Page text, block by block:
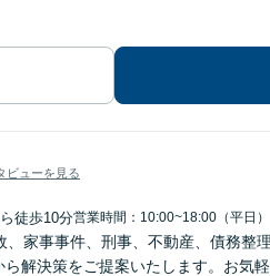
ビューを見る
徒歩10分営業時間：10:00~18:00（平日）
、家事事件、刑事、不動産、債務
解決策をご提案いたします。お気